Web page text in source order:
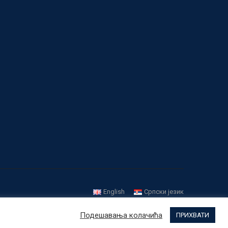
English Српски језик
Подешавања колачића ПРИХВАТИ